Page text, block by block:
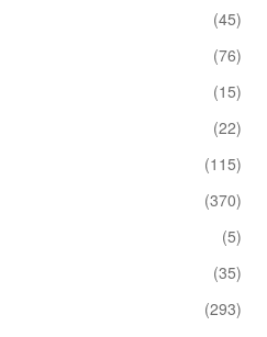
(45)
(76)
(15)
(22)
(115)
(370)
(5)
(35)
(293)